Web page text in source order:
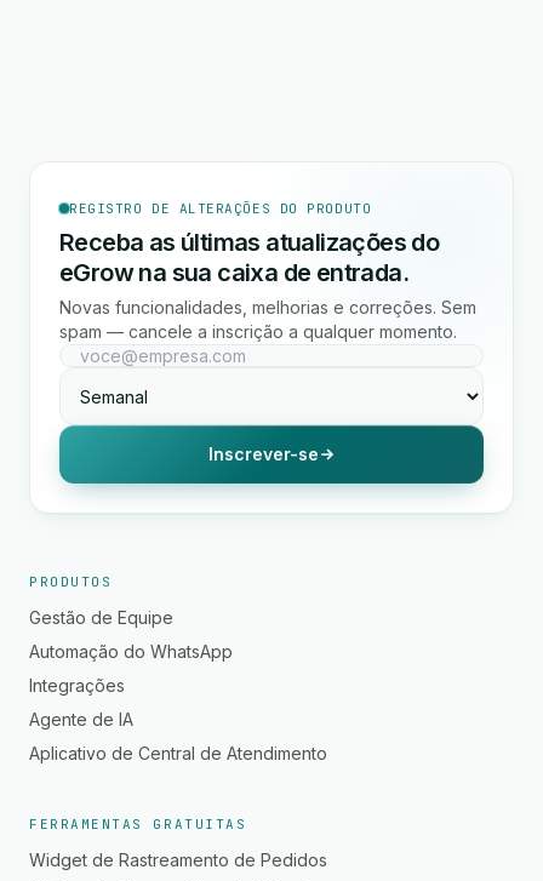
REGISTRO DE ALTERAÇÕES DO PRODUTO
Receba as últimas atualizações do
eGrow na sua caixa de entrada.
Novas funcionalidades, melhorias e correções. Sem
spam — cancele a inscrição a qualquer momento.
Inscrever-se
PRODUTOS
Gestão de Equipe
Automação do WhatsApp
Integrações
Agente de IA
Aplicativo de Central de Atendimento
FERRAMENTAS GRATUITAS
Widget de Rastreamento de Pedidos